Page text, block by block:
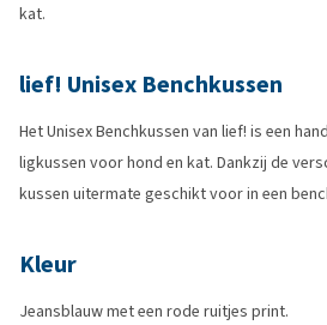
kat.
lief! Unisex Benchkussen
Het Unisex Benchkussen van lief! is een
ligkussen voor hond en kat. Dankzij de
kussen uitermate geschikt voor in een
Kleur
Jeansblauw met een rode ruitjes print.